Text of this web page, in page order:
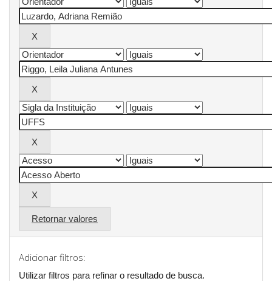
Retornar valores
Adicionar filtros:
Utilizar filtros para refinar o resultado de busca.